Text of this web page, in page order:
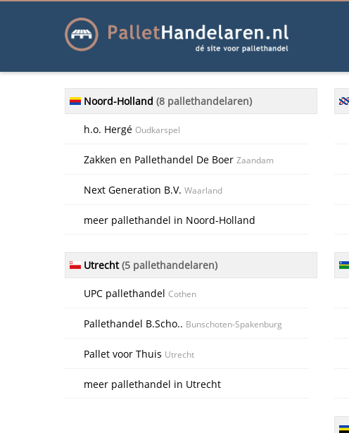
Noord-Holland (8 pallethandelaren)
h.o. Hergé Oudkarspel
Zakken en Pallethandel De Boer Zaandam
Next Generation B.V. Waarland
meer pallethandel in Noord-Holland
Utrecht(5 pallethandelaren)
UPC pallethandel Cothen
Pallethandel B.Scho.. Bunschoten-Spakenburg
Pallet voor Thuis Utrecht
meer pallethandel in Utrecht